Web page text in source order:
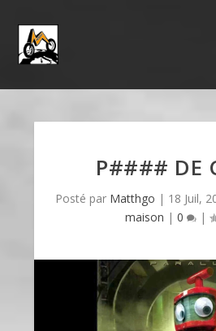
P#### DE
Posté par Matthgo | 18 Juil,
maison | 0 |